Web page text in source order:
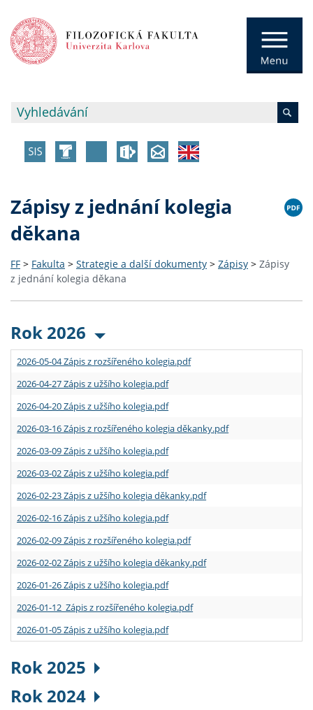
Zápisy z jednání kolegia
děkana
FF > Fakulta > Strategie a další dokumenty > Zápisy > Zápisy
z jednání kolegia děkana
Rok 2026
2026-05-04 Zápis z rozšířeného kolegia.pdf
2026-04-27 Zápis z užšího kolegia.pdf
2026-04-20 Zápis z užšího kolegia.pdf
2026-03-16 Zápis z rozšířeného kolegia děkanky.pdf
2026-03-09 Zápis z užšího kolegia.pdf
2026-03-02 Zápis z užšího kolegia.pdf
2026-02-23 Zápis z užšího kolegia děkanky.pdf
2026-02-16 Zápis z užšího kolegia.pdf
2026-02-09 Zápis z rozšířeného kolegia.pdf
2026-02-02 Zápis z užšího kolegia děkanky.pdf
2026-01-26 Zápis z užšího kolegia.pdf
2026-01-12 Zápis z rozšířeného kolegia.pdf
2026-01-05 Zápis z užšího kolegia.pdf
Rok 2025
Rok 2024